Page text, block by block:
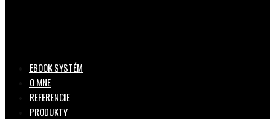
EBOOK SYSTÉM
O MNE
REFERENCIE
PRODUKTY